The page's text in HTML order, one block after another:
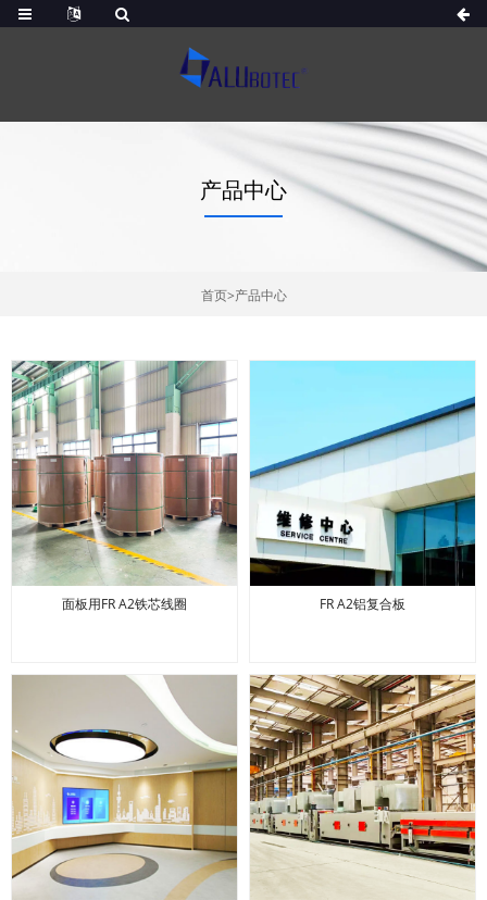
产品中心
首页>产品中心
面板用FR A2铁芯线圈 FR A2铝复合板